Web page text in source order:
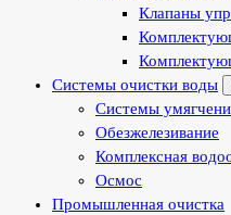
Клапаны
Системы очистки воды
Системы
Обезжелезивание
Комплексная
Осмос
Промышленная очистка